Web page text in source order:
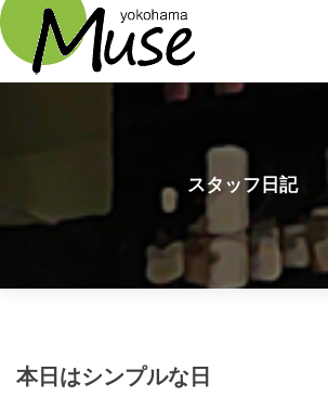
スタッフ日記
本日はシンプルな日